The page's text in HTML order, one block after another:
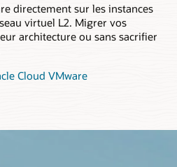
directement sur les instances
virtuel L2. Migrer vos
architecture ou sans sacrifier
Cloud VMware